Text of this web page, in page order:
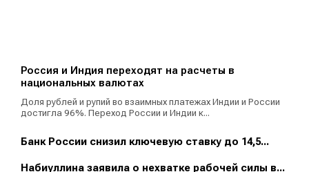
Россия и Индия переходят на расчеты в
национальных валютах
Доля рублей и рупий во взаимных платежах Индии и России
достигла 96%. Переход России и Индии к...
Банк России снизил ключевую ставку до 14,5...
Набиуллина заявила о нехватке рабочей силы в...